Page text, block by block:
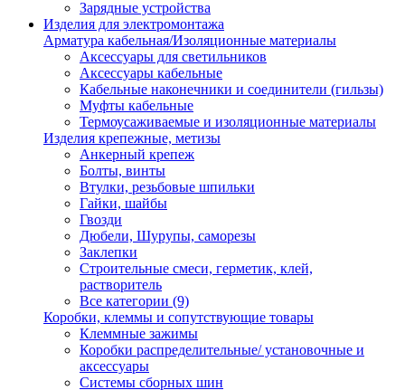
Зарядные устройства
Изделия для электромонтажа
Арматура кабельная/Изоляционные материалы
Аксессуары для светильников
Аксессуары кабельные
Кабельные наконечники и соединители (гильзы)
Муфты кабельные
Термоусаживаемые и изоляционные материалы
Изделия крепежные, метизы
Анкерный крепеж
Болты, винты
Втулки, резьбовые шпильки
Гайки, шайбы
Гвозди
Дюбели, Шурупы, саморезы
Заклепки
Строительные смеси, герметик, клей,
растворитель
Все категории (9)
Коробки, клеммы и сопутствующие товары
Клеммные зажимы
Коробки распределительные/ установочные и
аксессуары
Системы сборных шин